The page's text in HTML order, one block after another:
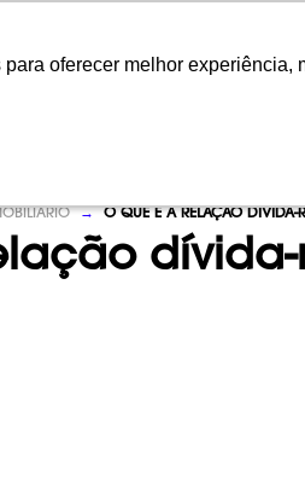
oferecer melhor
oferecer melhor
→ O QUE É A RELAÇÃO